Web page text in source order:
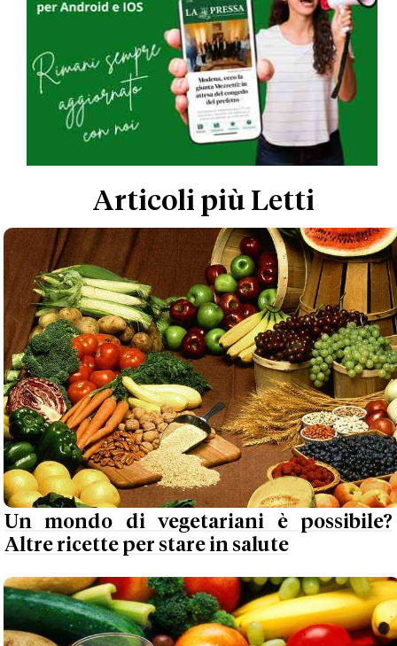
Articoli più Letti
Un mondo di vegetariani è possibile?
Altre ricette per stare in salute